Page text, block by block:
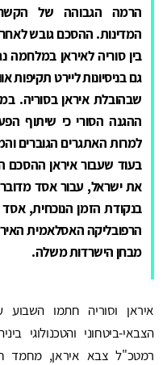
הרמה הגבוהה של
המדינות. ההסכם גובש
בין סוריה לאיראן במלחמה
גם בניסיונות ליירט תקיפות
שבהובלת איראן בסוריה.
ההגנה הסורי כי שיתוף
למרות האתגרים הגוברים
בעוד שעבור איראן ההסכם
את ישראל, עבור אסד
בנקודת הזמן הנוכחית,
הרפובליקה האסלאמית
מבחן הישרדות משלה.
איראן וסוריה חתמו
הצבאי-ביטחוני
רמטכ"ל צבא איראן, מחמד